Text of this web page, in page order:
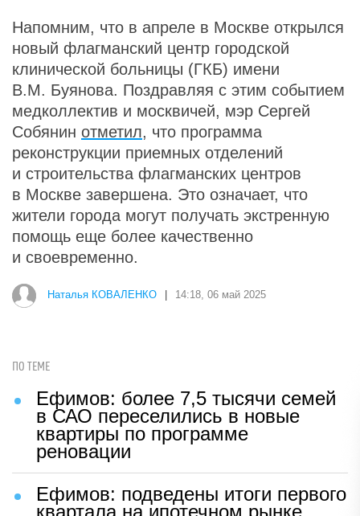
Напомним, что в апреле в Москве открылся
новый флагманский центр городской
клинической больницы (ГКБ) имени
В.М. Буянова. Поздравляя с этим событием
медколлектив и москвичей, мэр Сергей
Собянин отметил, что программа
реконструкции приемных отделений
и строительства флагманских центров
в Москве завершена. Это означает, что
жители города могут получать экстренную
помощь еще более качественно
и своевременно.
Наталья КОВАЛЕНКО 14:18, 06 май 2025
ПО ТЕМЕ
Ефимов: более 7,5 тысячи семей
в САО переселились в новые
квартиры по программе
реновации
Ефимов: подведены итоги первого
квартала на ипотечном рынке